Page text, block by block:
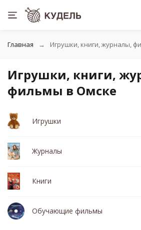
Главная Игрушки, книги, журналы,
Игрушки, книги,
фильмы в Омске
Игрушки
Журналы
Книги
Обучающие фильмы